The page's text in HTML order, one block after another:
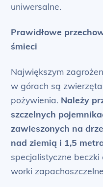
uniwersalne.
Prawidłowe
śmieci
Największym
w górach są
pożywienia. Należy
szczelnych
zawieszonych na
nad ziemią i 1,5
specjalistyczne
worki